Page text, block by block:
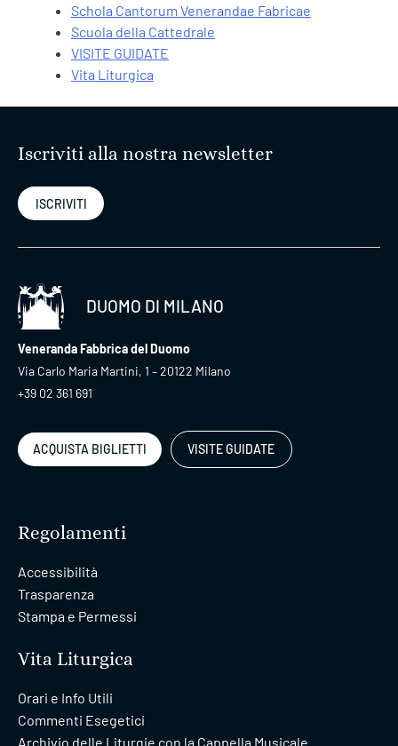
Schola Cantorum Venerandae Fabricae
Scuola della Cattedrale
VISITE GUIDATE
Vita Liturgica
Iscriviti alla nostra newsletter
ISCRIVITI
DUOMO DI MILANO
Veneranda Fabbrica del Duomo
Via Carlo Maria Martini, 1 – 20122 Milano
+39 02 361 691
ACQUISTA BIGLIETTI VISITE GUIDATE
Regolamenti
Accessibilità
Trasparenza
Stampa e Permessi
Vita Liturgica
Orari e Info Utili
Commenti Esegetici
Archivio delle Liturgie con la Cappella Musicale